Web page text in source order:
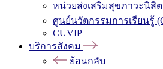
หน่วยส่งเสริมสุขภาวะนิสิต
ศูนย์นวัตกรรมการเรียนรู้
CUVIP
บริการสังคม
ย้อนกลับ